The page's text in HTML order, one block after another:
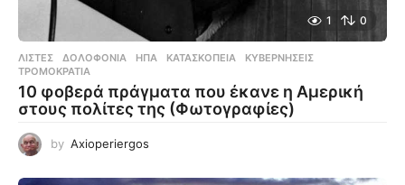
1 0
ΛΊΣΤΕΣ ΔΟΛΟΦΟΝΊΑ ,ΗΠΑ ,ΚΑΤΑΣΚΟΠΕΊΑ ,ΚΥΒΕΡΝΉΣΕΙΣ
ΤΡΟΜΟΚΡΑΤΊΑ
10 φοβερά πράγματα που έκανε η Αμερική
στους πολίτες της (Φωτογραφίες)
by Axioperiergos